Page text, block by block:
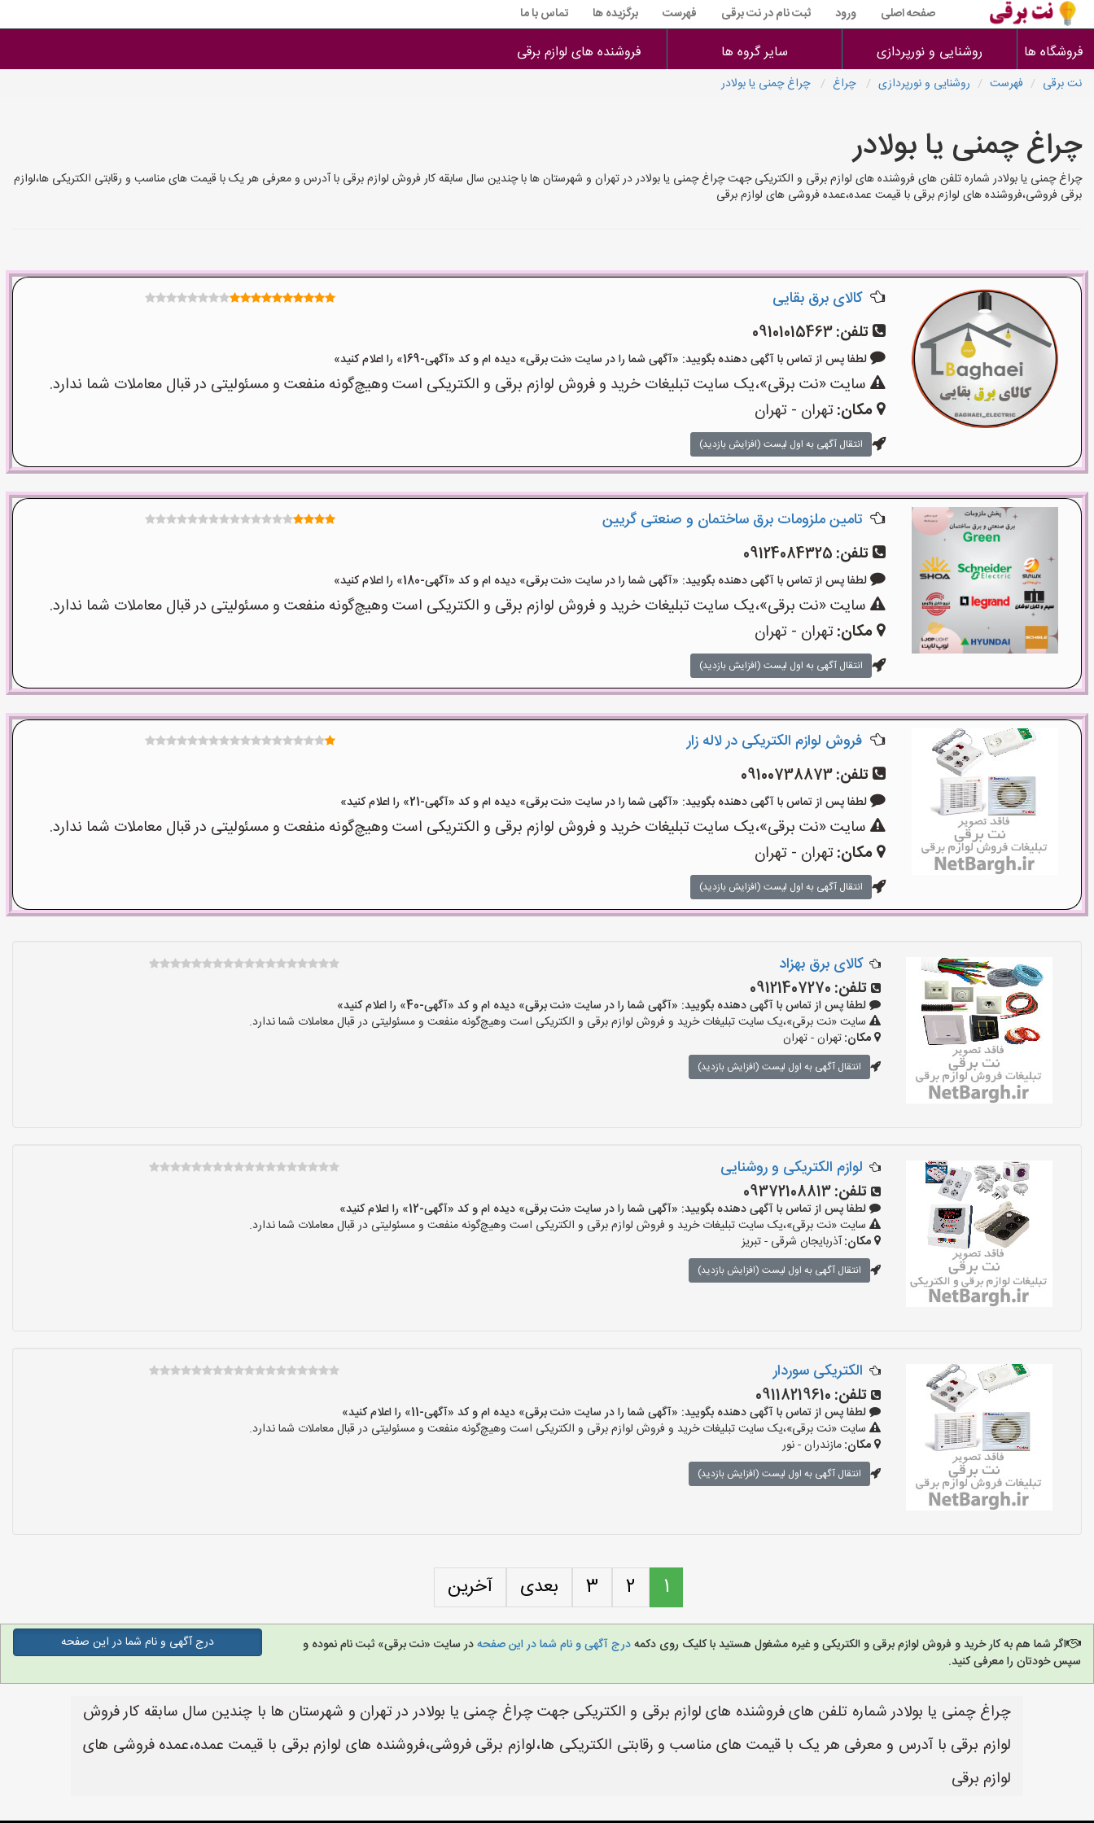
صفحه اصلی ورود ثبت نام در نت برقی فهرست برگزیده ها تماس با ما
فروشگاه ها روشنایی و نورپردازی سایر گروه ها فروشنده های لوازم برقی
نت برقی فهرست روشنایی و نورپردازی چراغ چراغ چمنی یا بولادر
چراغ چمنی یا بولادر
چراغ چمنی یا بولادر شماره تلفن های فروشنده های لوازم برقی و الکتریکی جهت چراغ چمنی یا بولادر در تهران و شهرستان ها با چندین سال سابقه کار فروش لوازم برقی با آدرس و معرفی هر یک با قیمت های مناسب و رقابتی الکتریکی ها،لوازم
برقی فروشی،فروشنده های لوازم برقی با قیمت عمده،عمده فروشی های لوازم برقی
کالای برق بقایی
تلفن:09101015463
لطفا پس از تماس با آگهی دهنده بگویید: «آگهی شما را در سایت «نت برقی» دیده ام و کد «آگهی-169» را اعلام کنید»
سایت «نت برقی»،یک سایت تبلیغات خرید و فروش لوازم برقی و الکتریکی است وهیچ‌گونه منفعت و مسئولیتی در قبال معاملات شما ندارد.
مکان:تهران - تهران
انتقال آگهی به اول لیست (افزایش بازدید)
تامین ملزومات برق ساختمان و صنعتی گریین
تلفن: 09124084325
لطفا پس از تماس با آگهی دهنده بگویید: «آگهی شما را در سایت «نت برقی» دیده ام و کد «آگهی-180» را اعلام کنید»
سایت «نت برقی»،یک سایت تبلیغات خرید و فروش لوازم برقی و الکتریکی است وهیچ‌گونه منفعت و مسئولیتی در قبال معاملات شما ندارد.
مکان:تهران - تهران
انتقال آگهی به اول لیست (افزایش بازدید)
فروش لوازم الکتریکی در لاله زار
تلفن:09100738873
لطفا پس از تماس با آگهی دهنده بگویید: «آگهی شما را در سایت «نت برقی» دیده ام و کد «آگهی-21» را اعلام کنید»
سایت «نت برقی»،یک سایت تبلیغات خرید و فروش لوازم برقی و الکتریکی است وهیچ‌گونه منفعت و مسئولیتی در قبال معاملات شما ندارد.
مکان:تهران - تهران
انتقال آگهی به اول لیست (افزایش بازدید)
کالای برق بهزاد
تلفن: 09121407270
لطفا پس از تماس با آگهی دهنده بگویید: «آگهی شما را در سایت «نت برقی» دیده ام و کد «آگهی-40» را اعلام کنید»
سایت «نت برقی»،یک سایت تبلیغات خرید و فروش لوازم برقی و الکتریکی است وهیچ‌گونه منفعت و مسئولیتی در قبال معاملات شما ندارد.
مکان:تهران - تهران
انتقال آگهی به اول لیست (افزایش بازدید)
لوازم الکتریکی و روشنایی
تلفن:09372108813
لطفا پس از تماس با آگهی دهنده بگویید: «آگهی شما را در سایت «نت برقی» دیده ام و کد «آگهی-12» را اعلام کنید»
سایت «نت برقی»،یک سایت تبلیغات خرید و فروش لوازم برقی و الکتریکی است وهیچ‌گونه منفعت و مسئولیتی در قبال معاملات شما ندارد.
مکان:آذربایجان شرقی - تبریز
انتقال آگهی به اول لیست (افزایش بازدید)
الکتریکی سوردار
تلفن: 09118219610
لطفا پس از تماس با آگهی دهنده بگویید: «آگهی شما را در سایت «نت برقی» دیده ام و کد «آگهی-11» را اعلام کنید»
سایت «نت برقی»،یک سایت تبلیغات خرید و فروش لوازم برقی و الکتریکی است وهیچ‌گونه منفعت و مسئولیتی در قبال معاملات شما ندارد.
مکان:مازندران - نور
انتقال آگهی به اول لیست (افزایش بازدید)
1
2
3 بعدی آخرین
اگر شما هم به کار خرید و فروش لوازم برقی و الکتریکی و غیره مشغول هستید با کلیک روی دکمهدرج آگهی و نام شما در این صفحهدر سایت «نت برقی» ثبت نام نموده و
سپس خودتان را معرفی کنید.
درج آگهی و نام شما در این صفحه
چراغ چمنی یا بولادر شماره تلفن های فروشنده های لوازم برقی و الکتریکی جهت چراغ چمنی یا بولادر در تهران و شهرستان ها با چندین سال سابقه کار فروش
لوازم برقی با آدرس و معرفی هر یک با قیمت های مناسب و رقابتی الکتریکی ها،لوازم برقی فروشی،فروشنده های لوازم برقی با قیمت عمده،عمده فروشی های
لوازم برقی